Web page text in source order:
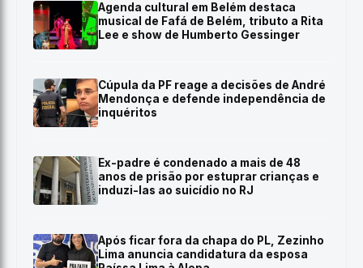
Agenda cultural em Belém destaca
musical de Fafá de Belém, tributo a Rita
Lee e show de Humberto Gessinger
Cúpula da PF reage a decisões de André
Mendonça e defende independência de
inquéritos
Ex-padre é condenado a mais de 48
anos de prisão por estuprar crianças e
induzi-las ao suicídio no RJ
Após ficar fora da chapa do PL, Zezinho
Lima anuncia candidatura da esposa